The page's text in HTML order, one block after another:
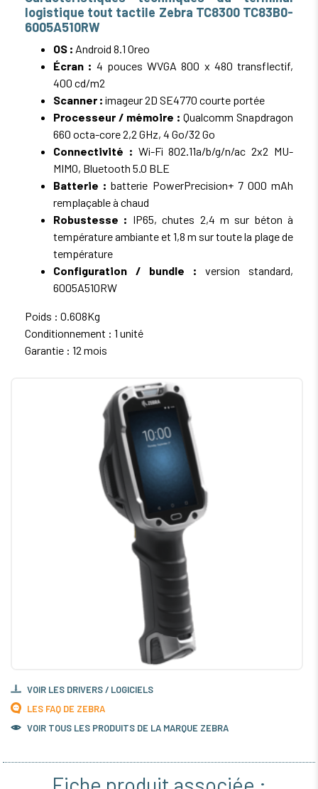
VOIR LES DRIVERS / LOGICIELS
LES FAQ DE ZEBRA
VOIR TOUS LES PRODUITS DE LA MARQUE ZEBRA
logistique tout tactile Zebra TC8300 TC83B0-
6005A510RW
OS : Android 8.1 Oreo
Écran : 4 pouces WVGA 800 x 480 transflectif,
400 cd/m2
Scanner : imageur 2D SE4770 courte portée
Processeur / mémoire : Qualcomm Snapdragon
660 octa-core 2,2 GHz, 4 Go/32 Go
Connectivité : Wi-Fi 802.11a/b/g/n/ac 2x2 MU-
MIMO, Bluetooth 5.0 BLE
Batterie : batterie PowerPrecision+ 7 000 mAh
remplaçable à chaud
Robustesse : IP65, chutes 2,4 m sur béton à
température ambiante et 1,8 m sur toute la plage de
température
Configuration / bundle : version standard,
6005A510RW
Poids : 0.608Kg
Conditionnement : 1 unité
Garantie : 12 mois
Fiche produit associée :